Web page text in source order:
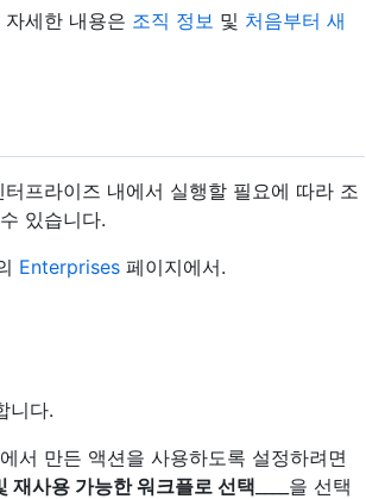
세한 내용은 조직 정보 및 처음부터 새
프라이즈 내에서 실행할 필요에 따라 조
있습니다.
Enterprises 페이지에서.
니다.
서 만든 액션을 사용하도록 설정하려면
재사용 가능한 워크플로 선택 ____을 선택